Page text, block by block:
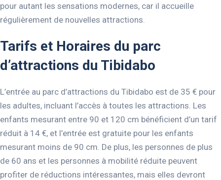
pour autant les sensations modernes, car il accueille
régulièrement de nouvelles attractions.
Tarifs et Horaires du parc
d’attractions du Tibidabo
L’entrée au parc d’attractions du Tibidabo est de 35 € pour
les adultes, incluant l’accès à toutes les attractions. Les
enfants mesurant entre 90 et 120 cm bénéficient d’un tarif
réduit à 14 €, et l’entrée est gratuite pour les enfants
mesurant moins de 90 cm. De plus, les personnes de plus
de 60 ans et les personnes à mobilité réduite peuvent
profiter de réductions intéressantes, mais elles devront